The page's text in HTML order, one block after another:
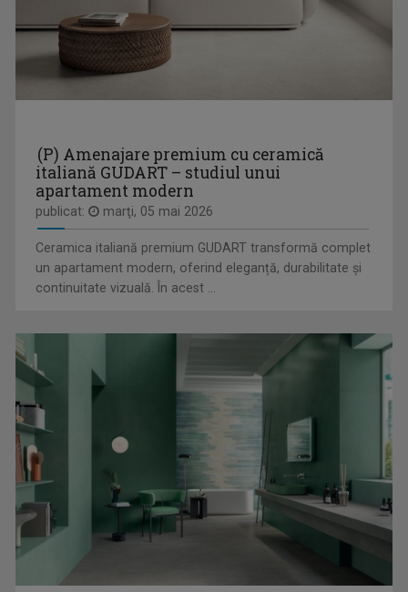
MINORITĂȚI ÎN LIMBA SÂRBĂ
Emisiunea în limba sârbă este săptămânală de ...
COSMIN JITARIUC
Prin adrelina transmisiunilor în direct din ...
PETER KERESZTES
Este realizatorul emisiunii în limba maghiară ...
(P) Amenajare premium cu ceramică
italiană GUDART – studiul unui
apartament modern
publicat: marţi, 05 mai 2026
Ceramica italiană premium GUDART transformă complet
un apartament modern, oferind eleganță, durabilitate și
continuitate vizuală. În acest ...